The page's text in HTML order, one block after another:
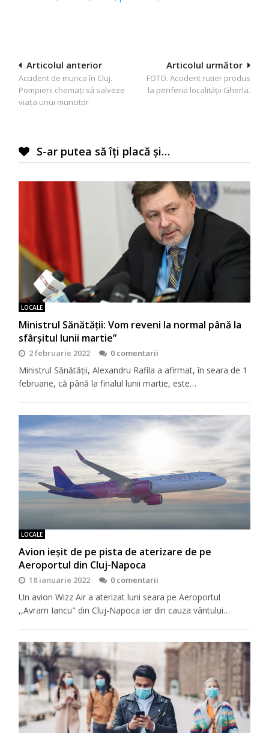
Navigare
în
articole
Articolul următor
FOTO. Accident rutier produs
la periferia localității Gherla.
Articolul anterior
Accident de munca în Cluj.
Pompierii chemați să salveze
viața unui muncitor
S-ar putea să îți placă și…
LOCALE
Ministrul Sănătății: Vom reveni la normal până la
sfârșitul lunii martie”
2 februarie 2022 0 comentarii
Ministrul Sănătății, Alexandru Rafila a afirmat, în seara de 1
februarie, că până la finalul lunii martie, este…
LOCALE
Avion ieșit de pe pista de aterizare de pe
Aeroportul din Cluj-Napoca
18 ianuarie 2022 0 comentarii
Un avion Wizz Air a aterizat luni seara pe Aeroportul
,,Avram Iancu" din Cluj-Napoca iar din cauza vântului…